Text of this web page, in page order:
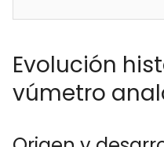
Evolución
vúmetro